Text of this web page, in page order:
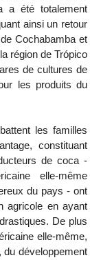
a été totalement
ainsi un retour
Cochabamba et
région de Trópico
de cultures de
les produits du
les familles
constituant
de coca -
elle-même
du pays - ont
agricole en ayant
De plus
elle-même,
du développement